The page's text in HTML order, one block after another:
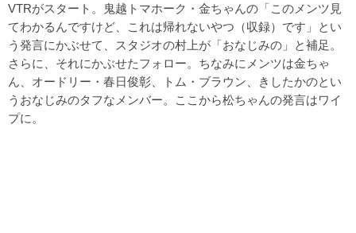
VTRがスタート。鬼越トマホーク・金ちゃんの「このメンツ見
てわかるんですけど、これは帰れないやつ（収録）です」とい
う発言にかぶせて、スタジオの村上が「おなじみの」と補足。
さらに、それにかぶせたフォロー。ちなみにメンツは金ちゃ
ん、オードリー・春日俊彰、トム・ブラウン、きしたかのとい
うおなじみのタフなメンバー。ここから松ちゃんの発言はワイ
プに。